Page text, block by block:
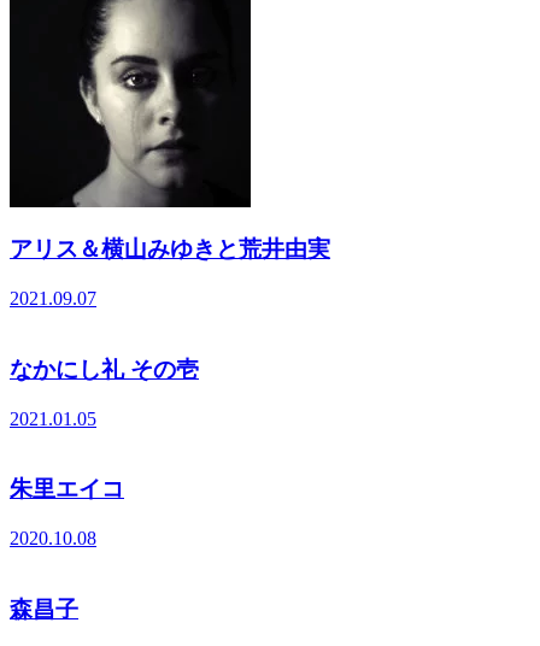
アリス＆横山みゆきと荒井由実
2021.09.07
なかにし礼 その壱
2021.01.05
朱里エイコ
2020.10.08
森昌子